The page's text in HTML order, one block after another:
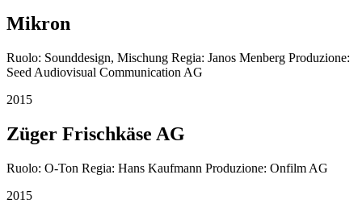
Mikron
Ruolo: Sounddesign, Mischung Regia: Janos Menberg Produzione:
Seed Audiovisual Communication AG
2015
Züger Frischkäse AG
Ruolo: O-Ton Regia: Hans Kaufmann Produzione: Onfilm AG
2015